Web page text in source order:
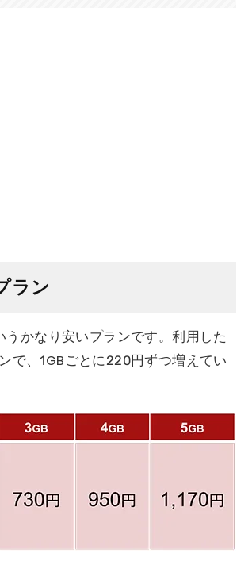
ラン
かなり安いプランです。利用した
で、1GBごとに220円ずつ増えてい